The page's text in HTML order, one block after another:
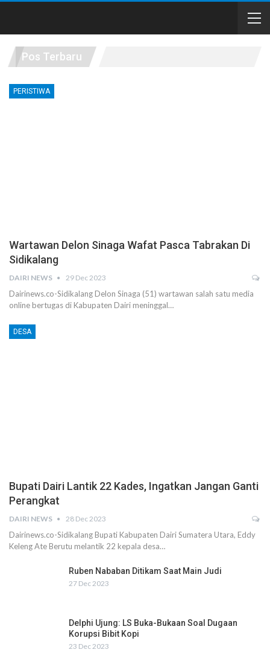
Pos Terbaru
PERISTIWA
Wartawan Delon Sinaga Wafat Pasca Tabrakan Di
Sidikalang
DAIRI NEWS 29 Dec 2023
Dairinews.co-Sidikalang Delon Sinaga (51) wartawan salah satu media
online bertugas di Kabupaten Dairi meninggal…
DESA
Bupati Dairi Lantik 22 Kades, Ingatkan Jangan Ganti
Perangkat
DAIRI NEWS 28 Dec 2023
Dairinews.co-Sidikalang Bupati Kabupaten Dairi Sumatera Utara, Eddy
Keleng Ate Berutu melantik 22 kepala desa…
Ruben Nababan Ditikam Saat Main Judi
27 Dec 2023
Delphi Ujung: LS Buka-Bukaan Soal Dugaan
Korupsi Bibit Kopi
23 Dec 2023